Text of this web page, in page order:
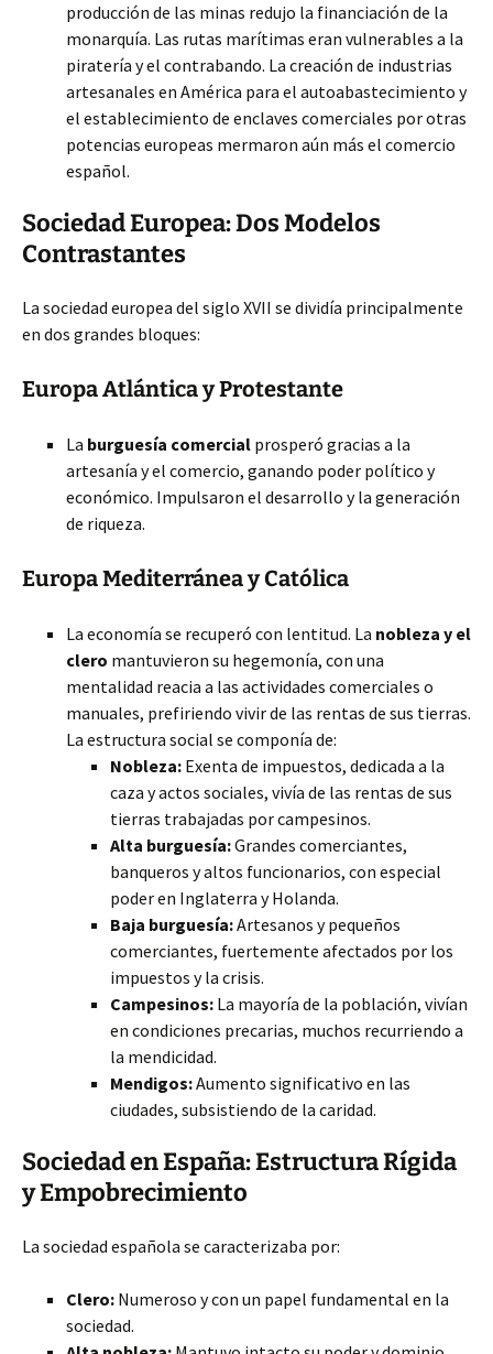
producción de las minas redujo la financiación de la
monarquía. Las rutas marítimas eran vulnerables a la
piratería y el contrabando. La creación de industrias
artesanales en América para el autoabastecimiento y
el establecimiento de enclaves comerciales por otras
potencias europeas mermaron aún más el comercio
español.
Sociedad Europea: Dos Modelos
Contrastantes
La sociedad europea del siglo XVII se dividía principalmente
en dos grandes bloques:
Europa Atlántica y Protestante
La burguesía comercial prosperó gracias a la
artesanía y el comercio, ganando poder político y
económico. Impulsaron el desarrollo y la generación
de riqueza.
Europa Mediterránea y Católica
La economía se recuperó con lentitud. La nobleza y el
clero mantuvieron su hegemonía, con una
mentalidad reacia a las actividades comerciales o
manuales, prefiriendo vivir de las rentas de sus tierras.
La estructura social se componía de:
Nobleza: Exenta de impuestos, dedicada a la
caza y actos sociales, vivía de las rentas de sus
tierras trabajadas por campesinos.
Alta burguesía:Grandes comerciantes,
banqueros y altos funcionarios, con especial
poder en Inglaterra y Holanda.
Baja burguesía:Artesanos y pequeños
comerciantes, fuertemente afectados por los
impuestos y la crisis.
Campesinos: La mayoría de la población, vivían
en condiciones precarias, muchos recurriendo a
la mendicidad.
Mendigos:Aumento significativo en las
ciudades, subsistiendo de la caridad.
Sociedad en España: Estructura Rígida
y Empobrecimiento
La sociedad española se caracterizaba por:
Clero: Numeroso y con un papel fundamental en la
sociedad.